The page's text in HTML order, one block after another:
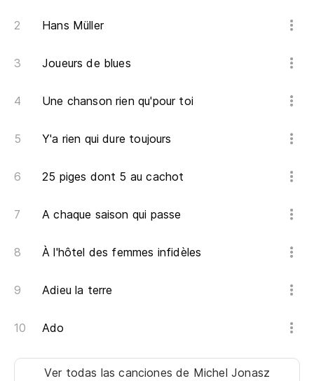
Hans Müller
Joueurs de blues
Une chanson rien qu'pour toi
Y'a rien qui dure toujours
25 piges dont 5 au cachot
A chaque saison qui passe
À l'hôtel des femmes infidèles
Adieu la terre
Ado
Ver todas las cancionesde Michel Jonasz